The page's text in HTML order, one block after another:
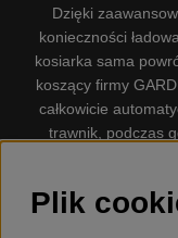
Dzięki
konieczności
kosiarka sama
koszący firmy
całkowicie
trawnik, podczas
dostępną na
Plik